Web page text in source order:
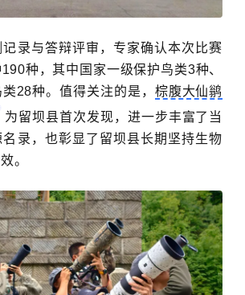
录与答辩评审，专家确认本次比赛
种，其中国家一级保护鸟类3种、
28种。值得关注的是， 棕腹大仙鹟
为留坝县首次发现，进一步丰富了当
录，也彰显了留坝县长期坚持生物
。